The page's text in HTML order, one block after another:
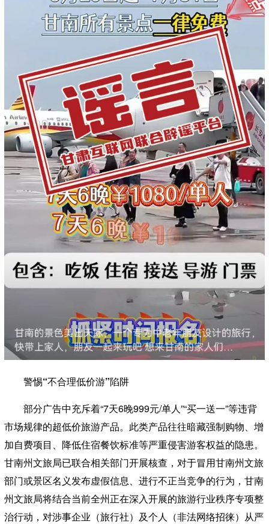
警惕“不合理低价游”陷阱
部分广告中充斥着“7天6晚999元/单人”“买一送一”等违背
市场规律的超低价旅游产品。此类产品往往暗藏强制购物、增
加自费项目、降低住宿餐饮标准等严重侵害游客权益的隐患。
甘南州文旅局已联合相关部门开展核查，对于冒用甘南州文旅
部门或景区名义发布虚假信息、进行不正当竞争的行为，甘南
州文旅局将结合当前全州正在深入开展的旅游行业秩序专项整
治行动，对涉事企业（旅行社）及个人（非法网络招徕）从严